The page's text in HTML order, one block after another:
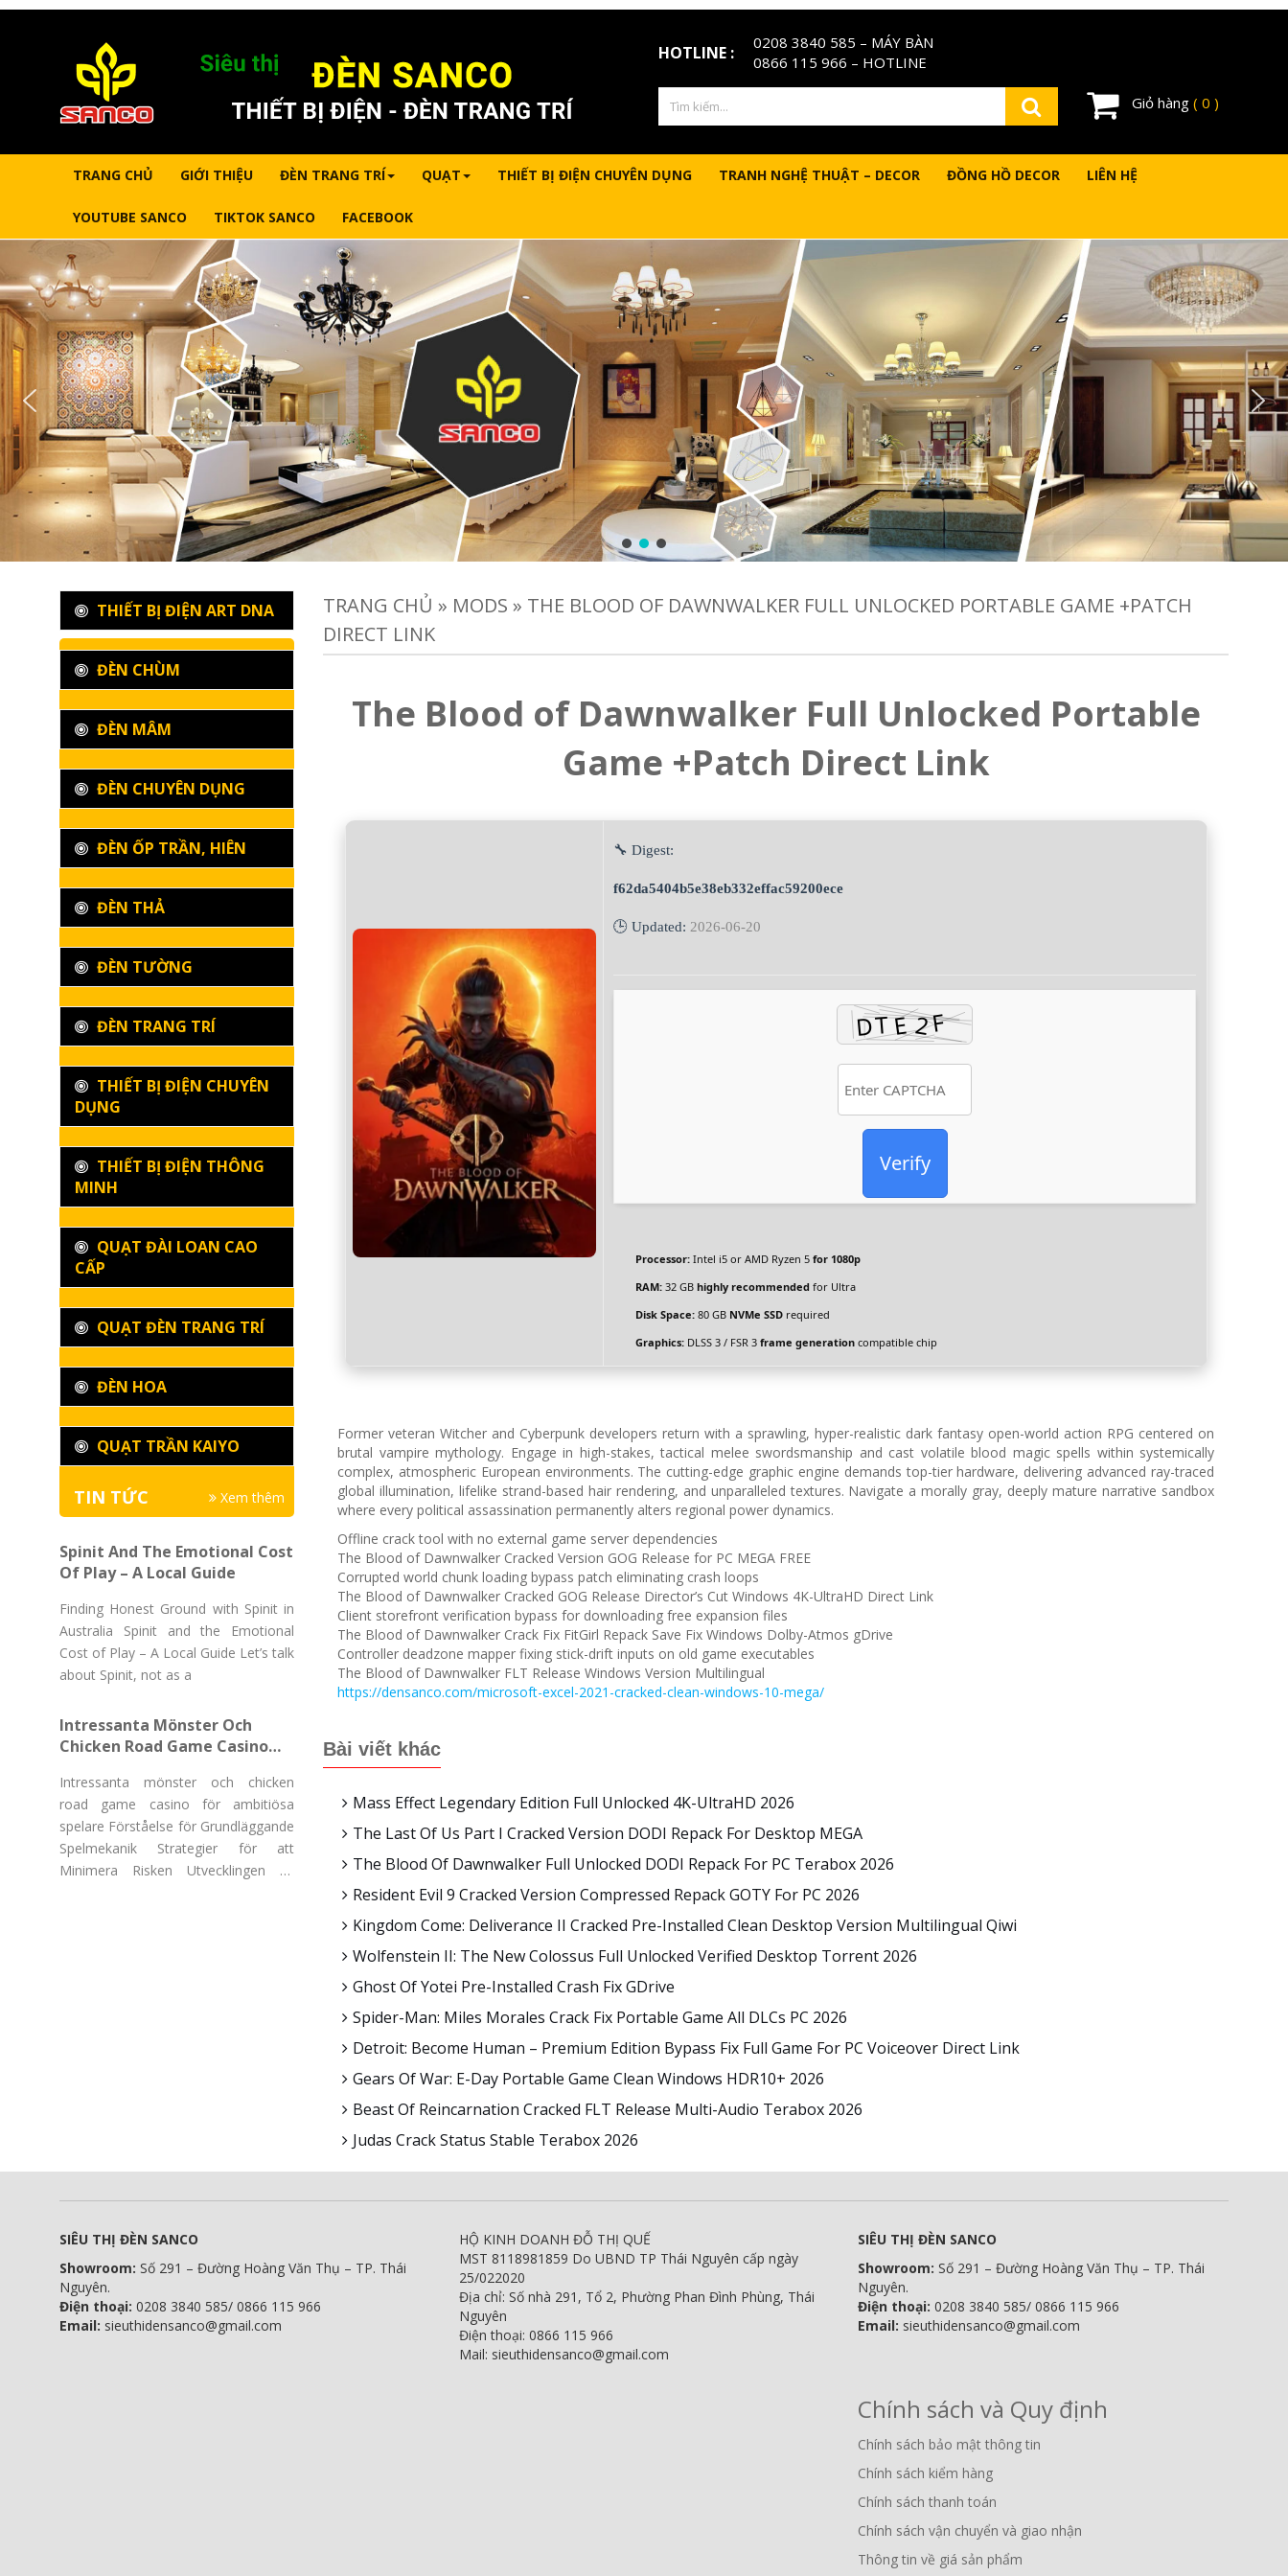
HOTLINE : 0208 3840 585 – MÁY BÀN
0866 115 966 – HOTLINE
Giỏ hàng ( 0 )
TRANG CHỦ GIỚI THIỆU ĐÈN TRANG TRÍ QUẠT THIẾT BỊ ĐIỆN CHUYÊN DỤNG TRANH NGHỆ THUẬT – DECOR ĐỒNG HỒ DECOR LIÊN HỆ
YOUTUBE SANCO TIKTOK SANCO FACEBOOK
TRANG CHỦ » MODS » THE BLOOD OF DAWNWALKER FULL UNLOCKED PORTABLE GAME +PATCH
DIRECT LINK
The Blood of Dawnwalker Full Unlocked Portable
Game +Patch Direct Link
🔧 Digest:
f62da5404b5e38eb332effac59200ece
🕒 Updated: 2026-06-20
Verify
Processor: Intel i5 or AMD Ryzen 5 for 1080p
RAM: 32 GB highly recommended for Ultra
Disk Space: 80 GB NVMe SSD required
Graphics: DLSS 3 / FSR 3 frame generation compatible chip
Former veteran Witcher and Cyberpunk developers return with a sprawling, hyper-realistic dark fantasy open-world action RPG centered on
brutal vampire mythology. Engage in high-stakes, tactical melee swordsmanship and cast volatile blood magic spells within systemically
complex, atmospheric European environments. The cutting-edge graphic engine demands top-tier hardware, delivering advanced ray-traced
global illumination, lifelike strand-based hair rendering, and unparalleled textures. Navigate a morally gray, deeply mature narrative sandbox
where every political assassination permanently alters regional power dynamics.
Offline crack tool with no external game server dependencies
The Blood of Dawnwalker Cracked Version GOG Release for PC MEGA FREE
Corrupted world chunk loading bypass patch eliminating crash loops
The Blood of Dawnwalker Cracked GOG Release Director’s Cut Windows 4K-UltraHD Direct Link
Client storefront verification bypass for downloading free expansion files
The Blood of Dawnwalker Crack Fix FitGirl Repack Save Fix Windows Dolby-Atmos gDrive
Controller deadzone mapper fixing stick-drift inputs on old game executables
The Blood of Dawnwalker FLT Release Windows Version Multilingual
https://densanco.com/microsoft-excel-2021-cracked-clean-windows-10-mega/
Bài viết khác
Mass Effect Legendary Edition Full Unlocked 4K-UltraHD 2026
The Last Of Us Part I Cracked Version DODI Repack For Desktop MEGA
The Blood Of Dawnwalker Full Unlocked DODI Repack For PC Terabox 2026
Resident Evil 9 Cracked Version Compressed Repack GOTY For PC 2026
Kingdom Come: Deliverance II Cracked Pre-Installed Clean Desktop Version Multilingual Qiwi
Wolfenstein II: The New Colossus Full Unlocked Verified Desktop Torrent 2026
Ghost Of Yotei Pre-Installed Crash Fix GDrive
Spider-Man: Miles Morales Crack Fix Portable Game All DLCs PC 2026
Detroit: Become Human – Premium Edition Bypass Fix Full Game For PC Voiceover Direct Link
Gears Of War: E-Day Portable Game Clean Windows HDR10+ 2026
Beast Of Reincarnation Cracked FLT Release Multi-Audio Terabox 2026
Judas Crack Status Stable Terabox 2026
THIẾT BỊ ĐIỆN ART DNA
ĐÈN CHÙM
ĐÈN MÂM
ĐÈN CHUYÊN DỤNG
ĐÈN ỐP TRẦN, HIÊN
ĐÈN THẢ
ĐÈN TƯỜNG
ĐÈN TRANG TRÍ
THIẾT BỊ ĐIỆN CHUYÊN
DỤNG
THIẾT BỊ ĐIỆN THÔNG
MINH
QUẠT ĐÀI LOAN CAO
CẤP
QUẠT ĐÈN TRANG TRÍ
ĐÈN HOA
QUẠT TRẦN KAIYO
TIN TỨC Xem thêm
Spinit And The Emotional Cost
Of Play – A Local Guide
Finding Honest Ground with Spinit in
Australia Spinit and the Emotional
Cost of Play – A Local Guide Let’s talk
about Spinit, not as a
Intressanta Mönster Och
Chicken Road Game Casino
Intressanta mönster och chicken
road game casino för ambitiösa
spelare Förståelse för Grundläggande
Spelmekanik Strategier för att
Minimera Risken Utvecklingen av
SIÊU THỊ ĐÈN SANCO
Showroom: Số 291 – Đường Hoàng Văn Thụ – TP. Thái
Nguyên.
Điện thoại: 0208 3840 585/ 0866 115 966
Email: sieuthidensanco@gmail.com
HỘ KINH DOANH ĐỖ THỊ QUẾ
MST 8118981859 Do UBND TP Thái Nguyên cấp ngày
25/022020
Địa chỉ: Số nhà 291, Tổ 2, Phường Phan Đình Phùng, Thái
Nguyên
Điện thoại: 0866 115 966
Mail: sieuthidensanco@gmail.com
SIÊU THỊ ĐÈN SANCO
Showroom:Số 291 – Đường Hoàng Văn Thụ – TP. Thái
Nguyên.
Điện thoại: 0208 3840 585/ 0866 115 966
Email: sieuthidensanco@gmail.com
Chính sách và Quy định
Chính sách bảo mật thông tin
Chính sách kiểm hàng
Chính sách thanh toán
Chính sách vận chuyển và giao nhận
Thông tin về giá sản phẩm